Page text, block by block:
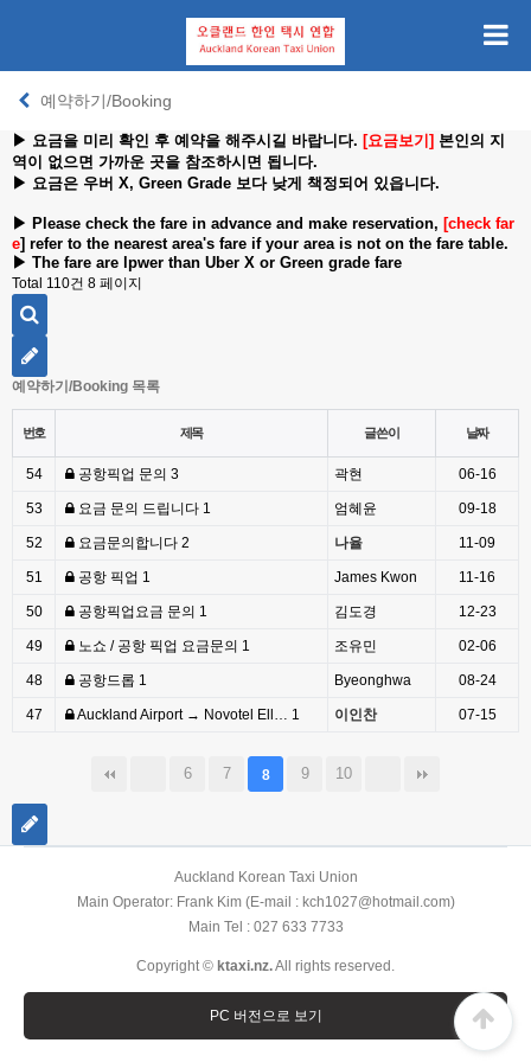
예약하기/Booking
▶ 요금을 미리 확인 후 예약을 해주시길 바랍니다. [요금보기] 본인의 지
역이 없으면 가까운 곳을 참조하시면 됩니다.
▶ 요금은 우버 X, Green Grade 보다 낮게 책정되어 있읍니다.
▶ Please check the fare in advance and make reservation, [check far
e] refer to the nearest area's fare if your area is not on the fare table.
▶ The fare are lpwer than Uber X or Green grade fare
Total 110건 8 페이지
예약하기/Booking 목록
번호 제목 글쓴이 날짜
54 공항픽업 문의 3 곽현 06-16
53 요금 문의 드립니다 1 엄혜윤 09-18
52 요금문의합니다 2 나율 11-09
51 공항 픽업 1 James Kwon 11-16
50 공항픽업요금 문의 1 김도경 12-23
49 노쇼 / 공항 픽업 요금문의 1 조유민 02-06
48 공항드롭 1 Byeonghwa 08-24
47 Auckland Airport → Novotel Ell… 1 이인찬 07-15
6 7 8 9 10
Auckland Korean Taxi Union
Main Operator: Frank Kim (E-mail : kch1027@hotmail.com)
Main Tel : 027 633 7733
Copyright © ktaxi.nz.All rights reserved.
PC 버전으로 보기